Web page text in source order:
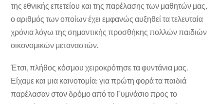
της εθνικής επετείου και της παρέλασης των μαθητών μας,
ο αριθμός των οποίων έχει εμφανώς αυξηθεί τα τελευταία
χρόνια λόγω της σημαντικής προσθήκης πολλών παιδιών
οικονομικών μεταναστών.
Έτσι, πλήθος κόσμου χειροκρότησε τα φυντάνια μας.
Είχαμε και μια καινοτομία: για πρώτη φορά τα παιδιά
παρέλασαν στον δρόμο από το Γυμνάσιο προς το